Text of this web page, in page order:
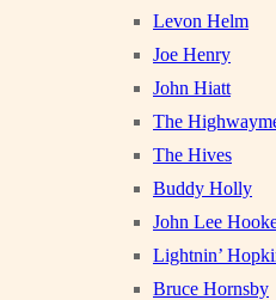
Levon Helm
Joe Henry
John Hiatt
The
The Hives
Buddy Holly
John Lee
Lightnin’
Bruce Hornsby